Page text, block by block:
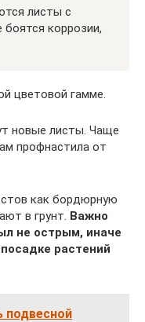
листы с
коррозии,
цветовой гамме.
новые листы. Чаще
профнастила от
как бордюрную
в грунт. Важно
не острым, иначе
растений
подвесной